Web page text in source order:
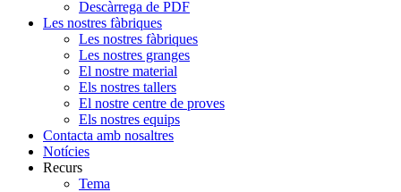
Descàrrega de PDF
Les nostres fàbriques
Les nostres fàbriques
Les nostres granges
El nostre material
Els nostres tallers
El nostre centre de proves
Els nostres equips
Contacta amb nosaltres
Notícies
Recurs
Tema